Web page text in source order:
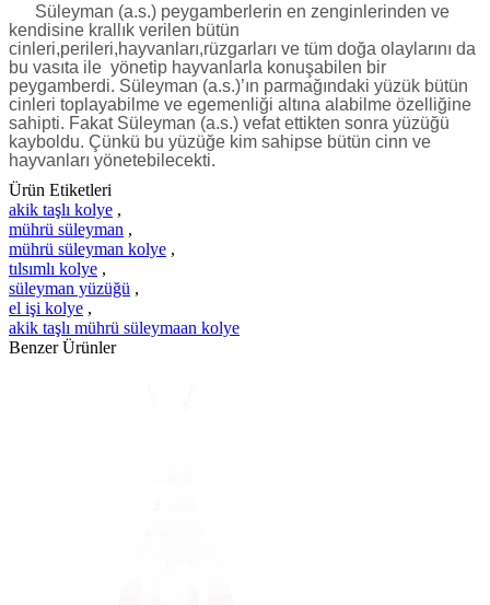
Süleyman (a.s.) peygamberlerin en zenginlerinden ve
kendisine krallık verilen bütün
cinleri,perileri,hayvanları,rüzgarları ve tüm doğa olaylarını da
bu vasıta ile yönetip hayvanlarla konuşabilen bir
peygamberdi. Süleyman (a.s.)’ın parmağındaki yüzük bütün
cinleri toplayabilme ve egemenliği altına alabilme özelliğine
sahipti. Fakat Süleyman (a.s.) vefat ettikten sonra yüzüğü
kayboldu. Çünkü bu yüzüğe kim sahipse bütün cinn ve
hayvanları yönetebilecekti.
Ürün Etiketleri
akik taşlı kolye ,
mührü süleyman ,
mührü süleyman kolye ,
tılsımlı kolye ,
süleyman yüzüğü ,
el işi kolye ,
akik taşlı mührü süleymaan kolye
Benzer Ürünler